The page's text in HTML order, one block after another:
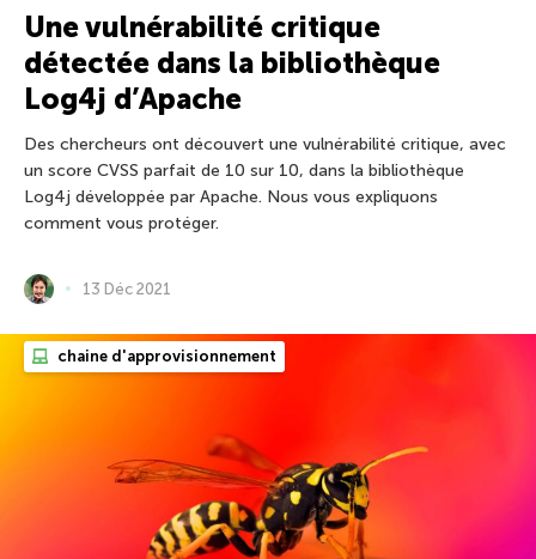
Une vulnérabilité critique
détectée dans la bibliothèque
Log4j d’Apache
Des chercheurs ont découvert une vulnérabilité critique, avec
un score CVSS parfait de 10 sur 10, dans la bibliothèque
Log4j développée par Apache. Nous vous expliquons
comment vous protéger.
13 Déc 2021
chaine d'approvisionnement